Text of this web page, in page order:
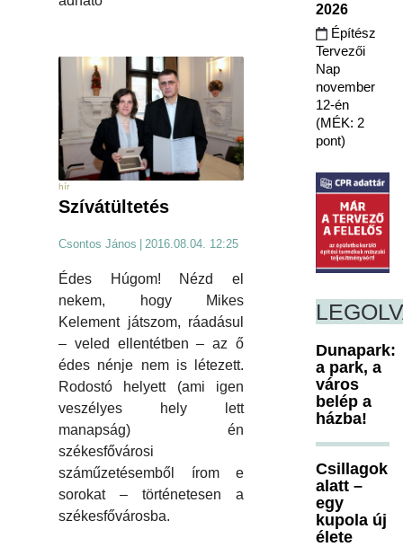
hír
Szívátültetés
Csontos János | 2016.08.04. 12:25
Édes Húgom! Nézd el
nekem, hogy Mikes
Kelement játszom, ráadásul
– veled ellentétben – az ő
édes nénje nem is létezett.
Rodostó helyett (ami igen
veszélyes hely lett
manapság) én
székesfővárosi
száműzetésemből írom e
sorokat – történetesen a
székesfővárosba.
2026
Építész
Tervezői
Nap
november
12-én
(MÉK: 2
pont)
Dunapark:
a park, a
város
belép a
házba!
Csillagok
alatt –
egy
kupola új
élete